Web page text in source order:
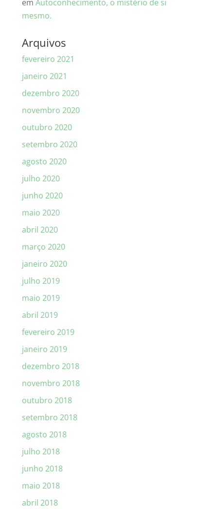
em Autoconhecimento, o mistério de si
mesmo.
Arquivos
fevereiro 2021
janeiro 2021
dezembro 2020
novembro 2020
outubro 2020
setembro 2020
agosto 2020
julho 2020
junho 2020
maio 2020
abril 2020
março 2020
janeiro 2020
julho 2019
maio 2019
abril 2019
fevereiro 2019
janeiro 2019
dezembro 2018
novembro 2018
outubro 2018
setembro 2018
agosto 2018
julho 2018
junho 2018
maio 2018
abril 2018